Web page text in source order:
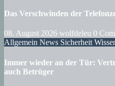
Das Verschwinden der
08. August 2026 wolfdeleu 0
Allgemein News Sicherheit
Immer wieder an der Tür:
auch Betrüger